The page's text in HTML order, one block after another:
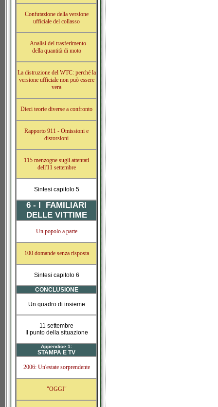
Confutazione della versione
ufficiale del collasso
Analisi del trasferimento
della quantità di moto
La distruzione del WTC: perché la
versione ufficiale non può essere
vera
Dieci teorie diverse a confronto
Rapporto 911 - Omissioni e
distorsioni
115 menzogne sugli attentati
dell'11 settembre
Sintesi capitolo 5
6 - I FAMILIARI
DELLE VITTIME
Un popolo a parte
100 domande senza risposta
Sintesi capitolo 6
CONCLUSIONE
Un quadro di insieme
11 settembre
Il punto della situazione
Appendice 1:
STAMPA E TV
2006: Un'estate sorprendente
"OGGI"